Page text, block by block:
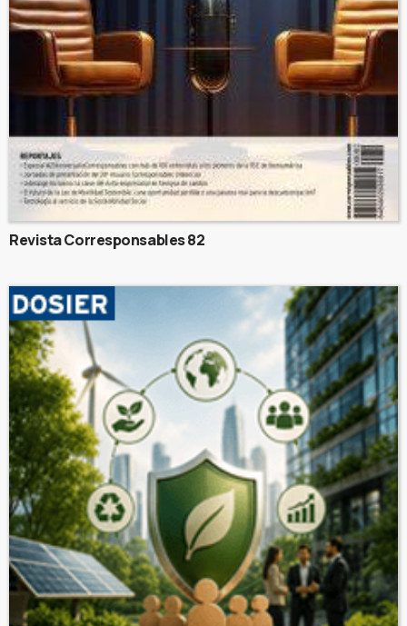
Revista Corresponsables 82